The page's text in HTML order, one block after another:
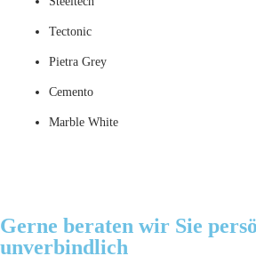
Tectonic
Pietra Grey
Cemento
Marble White
Gerne beraten wir Sie
unverbindlich